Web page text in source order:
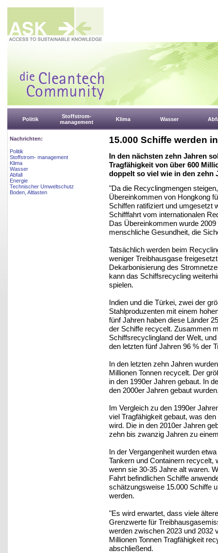
Politik
Stoffstrom-
management
Klima Wasser
Nachrichten:
Politik
Stoffstrom- management
Klima
Wasser
Abfall
Energie
Technischer Umweltschutz
Boden, Altlasten
15.000 Schiffe werden
In den nächsten zehn Jahren
Tragfähigkeit von über 600
doppelt so viel wie in den zehn
"Da die Recyclingmengen
Übereinkommen von Hongkong
Schiffen ratifiziert und umgesetzt
Schifffahrt vom internationalen
Das Übereinkommen wurde
menschliche Gesundheit, die
Tatsächlich werden beim
weniger Treibhausgase
Dekarbonisierung des
kann das Schiffsrecycling
spielen.
Indien und die Türkei, zwei der
Stahlproduzenten mit einem
fünf Jahren haben diese Länder
der Schiffe recycelt. Zusammen
Schiffsrecyclingland der Welt,
den letzten fünf Jahren 96 % der
In den letzten zehn Jahren
Millionen Tonnen recycelt. Der
in den 1990er Jahren gebaut. In
den 2000er Jahren gebaut
Im Vergleich zu den 1990er
viel Tragfähigkeit gebaut, was
wird. Die in den 2010er Jahren
zehn bis zwanzig Jahren zu
In der Vergangenheit wurden
Tankern und Containern recycelt,
wenn sie 30-35 Jahre alt waren.
Fahrt befindlichen Schiffe
schätzungsweise 15.000 Schiffe
werden.
"Es wird erwartet, dass viele
Grenzwerte für
werden zwischen 2023 und 2032
Millionen Tonnen Tragfähigkeit
abschließend.